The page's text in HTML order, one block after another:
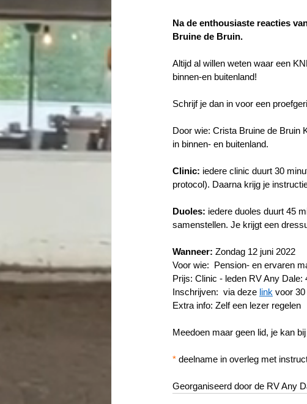
Na de enthousiaste reacties
Bruine de Bruin.
Altijd al willen weten waar een
binnen-en buitenland!
Schrijf je dan in voor een
Door wie: Crista Bruine de Bruin
in binnen- en buitenland.
Clinic: iedere clinic duurt 30
protocol). Daarna krijg je
Duoles: iedere duoles duurt 45
samenstellen. Je krijgt een
Wanneer: Zondag 12 juni 2022
Voor wie:  Pension- en ervaren
Prijs: Clinic - leden RV Any Dale:
Inschrijven:  via deze link voor
Extra info: Zelf een lezer regelen
Meedoen maar geen lid, je kan
* deelname in overleg met
Georganiseerd door de RV Any